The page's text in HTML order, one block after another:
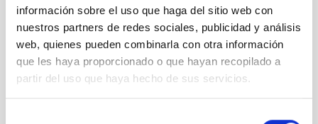
información sobre el uso que haga del sitio web con
nuestros partners de redes sociales, publicidad y análisis
web, quienes pueden combinarla con otra información
que les haya proporcionado o que hayan recopilado a
partir del uso que haya hecho de sus servicios.